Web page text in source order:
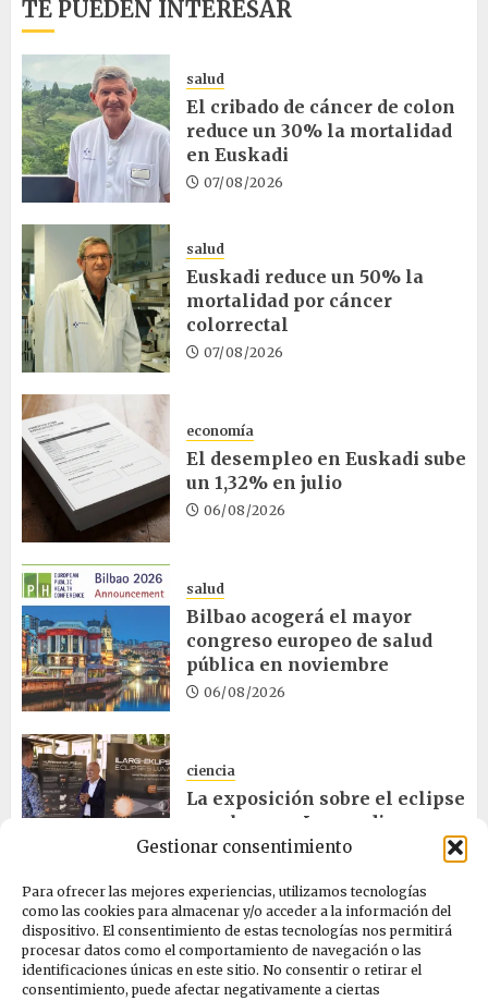
Gestionar consentimiento
Para ofrecer las mejores experiencias, utilizamos tecnologías
como las cookies para almacenar y/o acceder a la información del
dispositivo. El consentimiento de estas tecnologías nos permitirá
procesar datos como el comportamiento de navegación o las
identificaciones únicas en este sitio. No consentir o retirar el
consentimiento, puede afectar negativamente a ciertas
TE PUEDEN INTERESAR
salud
El cribado de cáncer de colon
reduce un 30% la mortalidad
en Euskadi
07/08/2026
salud
Euskadi reduce un 50% la
mortalidad por cáncer
colorrectal
07/08/2026
economía
El desempleo en Euskadi sube
un 1,32% en julio
06/08/2026
salud
Bilbao acogerá el mayor
congreso europeo de salud
pública en noviembre
06/08/2026
ciencia
La exposición sobre el eclipse
concluye en Laguardia
06/08/2026
salud
Osakidetza invertirá más de
un millón en rehabilitar el